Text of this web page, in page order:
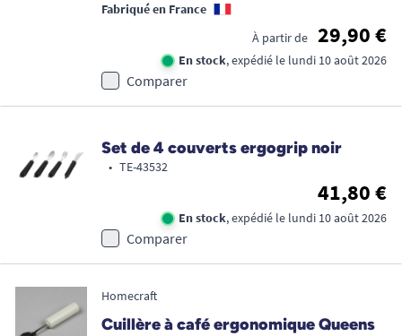
Fabriqué en France
À partir de
29,90 €
En stock, expédié le lundi 10 août 2026
Comparer
Set de 4 couverts ergogrip noir
• TE-43532
41,80 €
En stock, expédié le lundi 10 août 2026
Comparer
Homecraft
Cuillère à café ergonomique Queens